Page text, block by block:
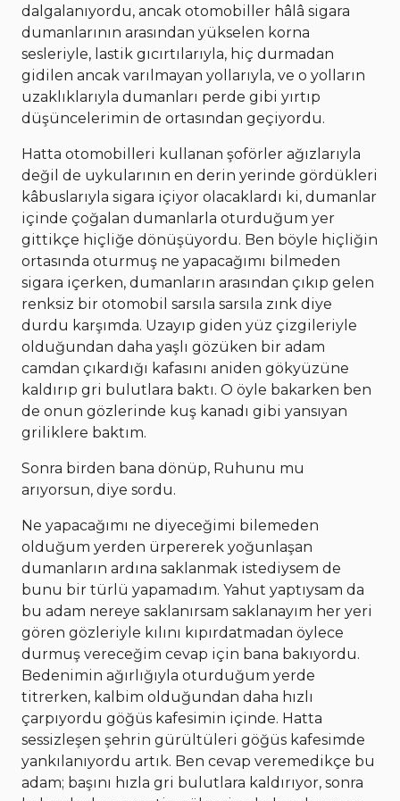
dalgalanıyordu, ancak otomobiller hâlâ sigara
dumanlarının arasından yükselen korna
sesleriyle, lastik gıcırtılarıyla, hiç durmadan
gidilen ancak varılmayan yollarıyla, ve o yolların
uzaklıklarıyla dumanları perde gibi yırtıp
düşüncelerimin de ortasından geçiyordu.
Hatta otomobilleri kullanan şoförler ağızlarıyla
değil de uykularının en derin yerinde gördükleri
kâbuslarıyla sigara içiyor olacaklardı ki, dumanlar
içinde çoğalan dumanlarla oturduğum yer
gittikçe hiçliğe dönüşüyordu. Ben böyle hiçliğin
ortasında oturmuş ne yapacağımı bilmeden
sigara içerken, dumanların arasından çıkıp gelen
renksiz bir otomobil sarsıla sarsıla zınk diye
durdu karşımda. Uzayıp giden yüz çizgileriyle
olduğundan daha yaşlı gözüken bir adam
camdan çıkardığı kafasını aniden gökyüzüne
kaldırıp gri bulutlara baktı. O öyle bakarken ben
de onun gözlerinde kuş kanadı gibi yansıyan
griliklere baktım.
Sonra birden bana dönüp, Ruhunu mu
arıyorsun, diye sordu.
Ne yapacağımı ne diyeceğimi bilemeden
olduğum yerden ürpererek yoğunlaşan
dumanların ardına saklanmak istediysem de
bunu bir türlü yapamadım. Yahut yaptıysam da
bu adam nereye saklanırsam saklanayım her yeri
gören gözleriyle kılını kıpırdatmadan öylece
durmuş vereceğim cevap için bana bakıyordu.
Bedenimin ağırlığıyla oturduğum yerde
titrerken, kalbim olduğundan daha hızlı
çarpıyordu göğüs kafesimin içinde. Hatta
sessizleşen şehrin gürültüleri göğüs kafesimde
yankılanıyordu artık. Ben cevap veremedikçe bu
adam; başını hızla gri bulutlara kaldırıyor, sonra